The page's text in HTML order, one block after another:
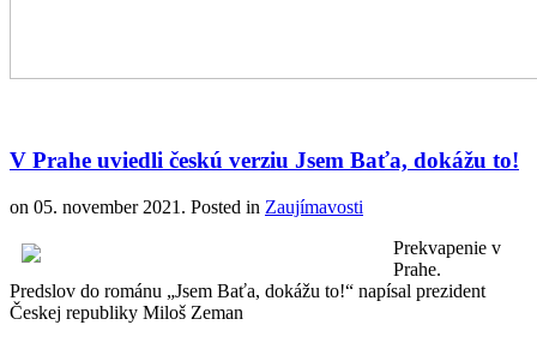
V Prahe uviedli českú verziu Jsem Baťa, dokážu to!
on 05. november 2021 . Posted in Zaujímavosti
Prekvapenie v
Prahe.
Predslov do románu „Jsem Baťa, dokážu to!“ napísal prezident
Českej republiky Miloš Zeman